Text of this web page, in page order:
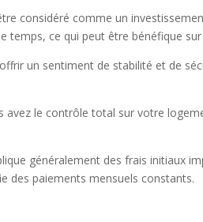
considéré comme un
temps, ce qui peut être bénéfique
un sentiment de stabilité et de
avez le contrôle total sur votre
généralement des frais initiaux
des paiements mensuels constants.